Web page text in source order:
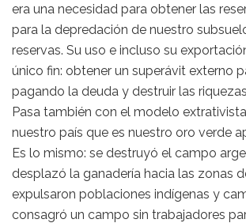
era una necesidad para obtener las
para la depredación de nuestro
reservas. Su uso e incluso su
único fin: obtener un superávit externo
pagando la deuda y destruir las
Pasa también con el modelo
nuestro país que es nuestro oro verde
Es lo mismo: se destruyó el campo
desplazó la ganadería hacia las zonas
expulsaron poblaciones indígenas y
consagró un campo sin trabajadores